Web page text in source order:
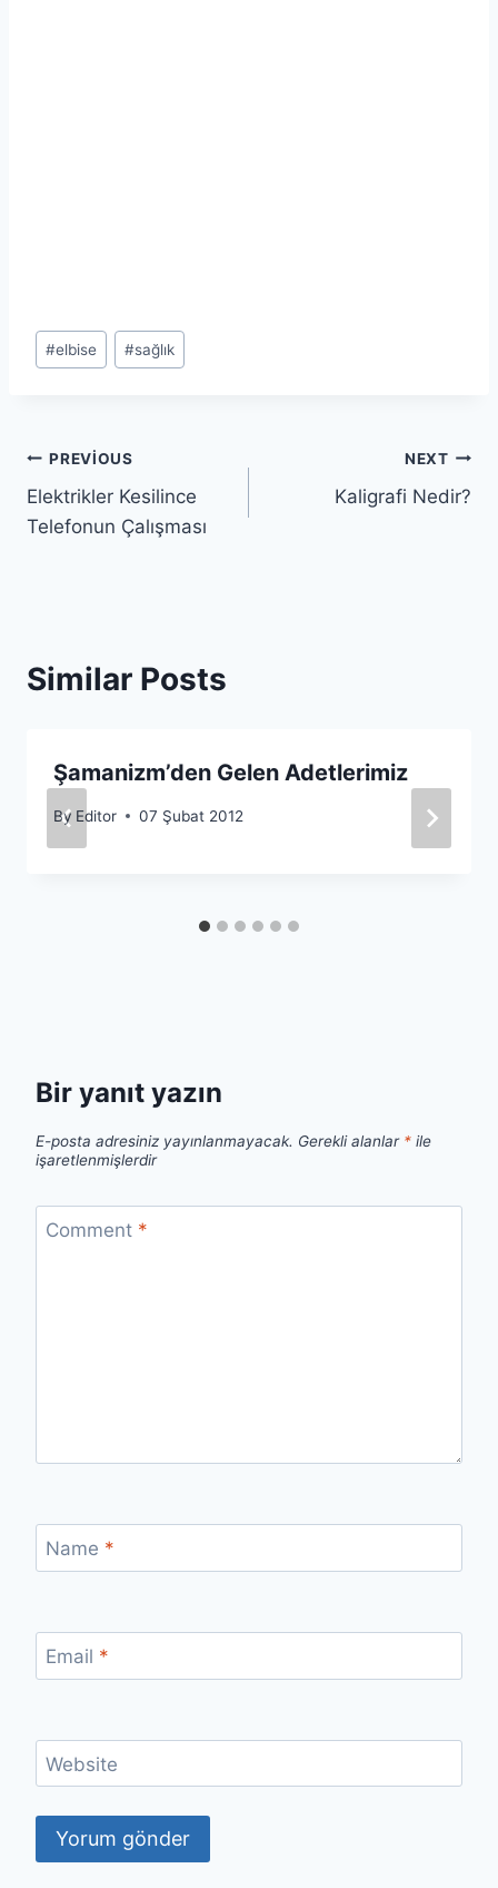
Post
Tags:
#elbise #sağlık
Yazı
gezinmesi
PREVIOUS
Elektrikler Kesilince
Telefonun Çalışması
NEXT
Kaligrafi Nedir?
Similar Posts
Şamanizm’den Gelen Adetlerimiz
By Editor 07 Şubat 2012
Bir yanıt yazın
E-posta adresiniz yayınlanmayacak. Gerekli alanlar * ile
işaretlenmişlerdir
Comment *
Name *
Email *
Website